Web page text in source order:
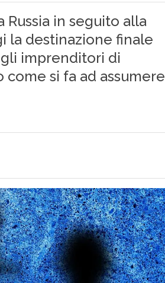
in seguito alla
la destinazione finale
gli imprenditori di
si fa ad assumere